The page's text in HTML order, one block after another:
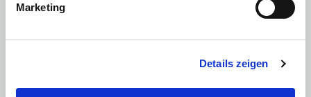
Marketing
Details zeigen
Adaptive Geschwindigkeitsregelanlage mit
Stauassistenzfunktion (MRCC)
Frontüberwachung